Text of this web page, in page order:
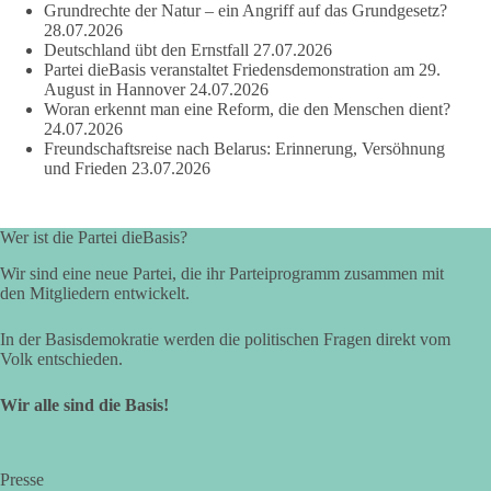
wenn er Sachsen-Anhalt nicht weiterbringt.
💬 Was ist dir wichtiger: der Absender eines Antrags oder das
Ergebnis für Sachsen-Anhalt?
#dieBasis #sachsenanhalt
👉 Folgen:
24 6 2 Auf Facebook ansehen
2 Tage(n) zuvor
⚡ Vorsorge ist richtig. Aber Vorsorge ersetzt keine verlässliche
Energiepolitik!
Bundesnetzagentur mit einer „Sicherheitsplattform Strom“
Grundrechte der Natur – ein Angriff auf das Grundgesetz?
28.07.2026
Deutschland übt den Ernstfall 27.07.2026
Partei dieBasis veranstaltet Friedensdemonstration am 29.
August in Hannover 24.07.2026
Woran erkennt man eine Reform, die den Menschen dient?
24.07.2026
Freundschaftsreise nach Belarus: Erinnerung, Versöhnung
und Frieden 23.07.2026
Wer ist die Partei dieBasis?
Wir sind eine neue Partei, die ihr Parteiprogramm zusammen mit
den Mitgliedern entwickelt.
In der Basisdemokratie werden die politischen Fragen direkt vom
Volk entschieden.
Wir alle sind die Basis!
Presse